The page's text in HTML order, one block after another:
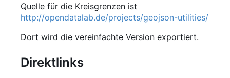
Quelle für die Kreisgrenzen ist
http://opendatalab.de/projects/geojson-utilities/
Dort wird die vereinfachte Version exportiert.
Direktlinks